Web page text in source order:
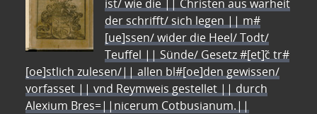
ist/ wie die || Christen aus warheit
der schrifft/ sich legen || m#
[ue]ssen/ wider die Heel/ Todt/
Teuffel || Sünde/ Gesetz #[et]c̃ tr#
[oe]stlich zulesen/|| allen bl#[oe]den gewissen/
vorfasset || vnd Reymweis gestellet || durch
Alexium Bres=||nicerum Cotbusianum.||